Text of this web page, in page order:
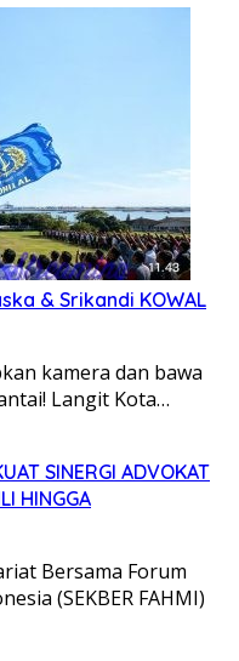
& Srikandi KOWAL
kamera dan bawa
Langit Kota…
SINERGI ADVOKAT
HINGGA
Bersama Forum
(SEKBER FAHMI)